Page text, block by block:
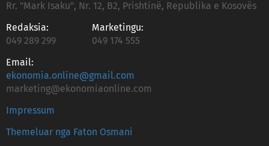
Rr. "Mark Isaku", Nr. 12, B2, Prishtinë, Republika e Kosovës
Redaksia:
049 289 299
Marketingu:
049 174 555
Email:
ekonomia.online@gmail.com
marketing@ekonomiaonline.com
Impressum
Themeluar nga Faton Osmani